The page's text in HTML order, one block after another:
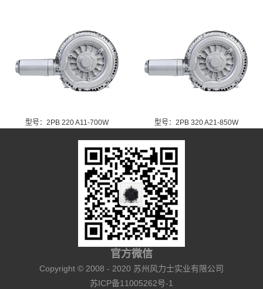
型号：2PB 220 A11-700W 型号：2PB 320 A21-850W
官方微信
Copyright © 2008 - 2020 苏州风力士实业有限公司
苏ICP备11005262号-1